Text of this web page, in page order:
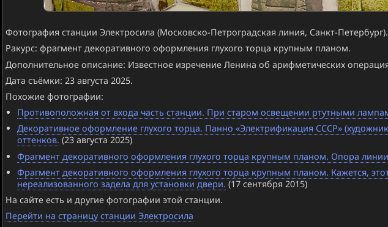
Фотография станции Электросила (Московско-Петроградская линия, Санкт-Петербург).
Ракурс: фрагмент декоративного оформления глухого торца крупным планом.
Дополнительное описание: Известное изречение Ленина об арифметических
Дата съёмки: 23 августа 2025.
Похожие фотографии:
Противоположная от входа часть станции. При старом освещении ртутными
Декоративное оформление глухого торца. Панно «Электрификация СССР»
оттенков. (23 августа 2025)
Фрагмент декоративного оформления глухого торца крупным планом. Опора
Фрагмент декоративного оформления глухого торца крупным планом. Кажется,
нереализованного задела для установки двери. (17 сентября 2015)
На сайте есть и другие фотографии этой станции.
Перейти на страницу станции Электросила